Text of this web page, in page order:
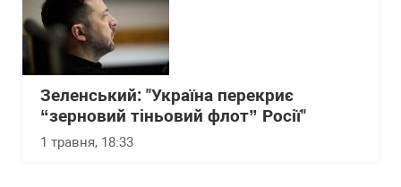
Зеленський: "Україна перекриє
“зерновий тіньовий флот” Росії"
1 травня, 18:33